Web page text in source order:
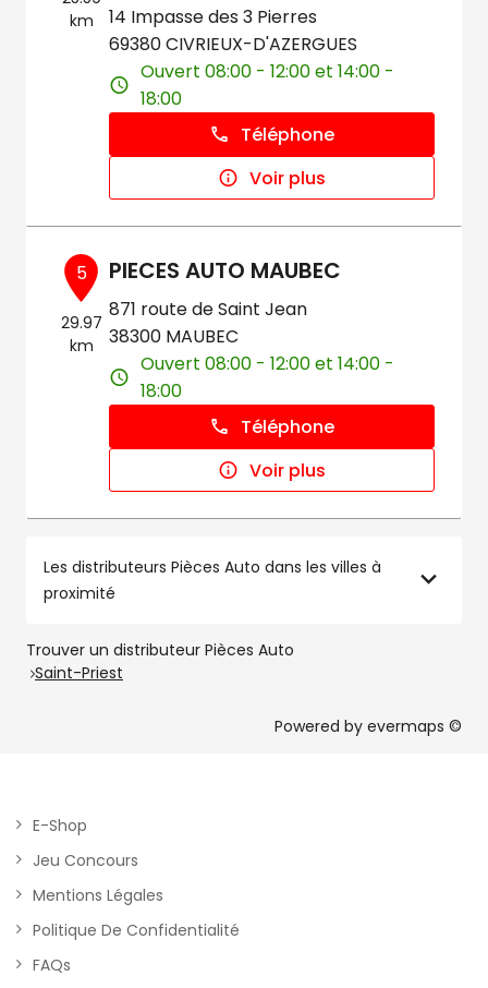
km
14 Impasse des 3 Pierres
69380 CIVRIEUX-D'AZERGUES
Ouvert 08:00 - 12:00 et 14:00 -
18:00
Téléphone
Voir plus
5
29.97
km
PIECES AUTO MAUBEC
871 route de Saint Jean
38300 MAUBEC
Ouvert 08:00 - 12:00 et 14:00 -
18:00
Téléphone
Voir plus
Les distributeurs Pièces Auto dans les villes à
proximité
Trouver un distributeur Pièces Auto
Saint-Priest
Powered by evermaps ©
E-Shop
Jeu Concours
Mentions Légales
Politique De Confidentialité
FAQs